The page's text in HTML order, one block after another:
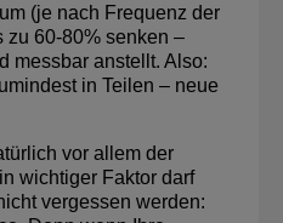
(je nach Frequenz der
zu 60-80% senken –
messbar anstellt. Also:
in Teilen – neue
vor allem der
wichtiger Faktor darf
vergessen werden: